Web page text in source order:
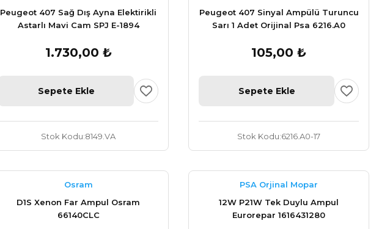
Peugeot 407 Sağ Dış Ayna Elektirikli
Astarlı Mavi Cam SPJ E-1894
1.730,00 ₺
Sepete Ekle
Stok Kodu 8149.VA
Peugeot 407 Sinyal Ampülü Turuncu
Sarı 1 Adet Orijinal Psa 6216.A0
105,00 ₺
Sepete Ekle
Stok Kodu 6216.A0-17
Osram
D1S Xenon Far Ampul Osram
66140CLC
PSA Orjinal Mopar
12W P21W Tek Duylu Ampul
Eurorepar 1616431280